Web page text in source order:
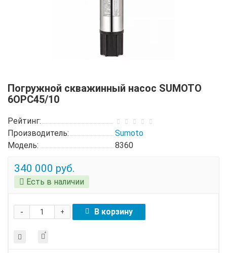
Погружной скважинный насос SUMOTO
6OPC45/10
Рейтинг:
Производитель:
Sumoto
Модель:
8360
340 000 руб.
Есть в наличии
+
- В корзину